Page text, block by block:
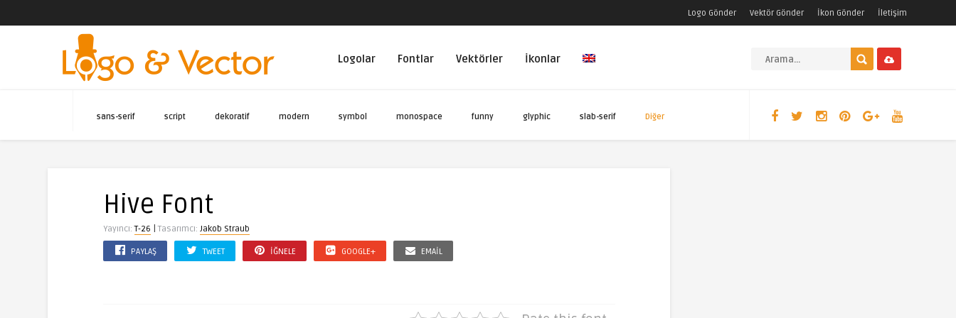
Logo Gönder Vektör Gönder İkon Gönder İletişim
Logolar Fontlar Vektörler İkonlar
sans-serif script dekoratif modern symbol monospace funny glyphic slab-serif Diğer
Hive Font
Yayıncı:T-26 |Tasarımcı: Jakob Straub
PAYLAŞ TWEET İĞNELE GOOGLE+ EMAIL